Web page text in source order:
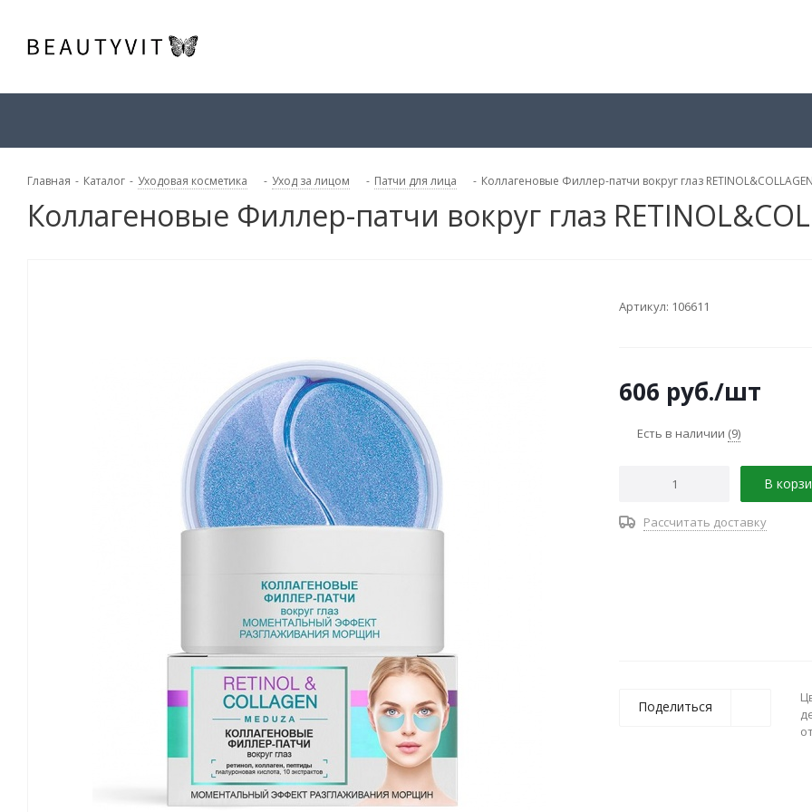
Главная - Каталог - Уходовая косметика - Уход за лицом - Патчи для лица - Коллагеновые Филлер-патчи вокруг глаз
Коллагеновые Филлер-патчи вокруг глаз
Артикул: 106611
606 руб./шт
Есть в наличии (9)
В
Рассчитать доставку
Поделиться